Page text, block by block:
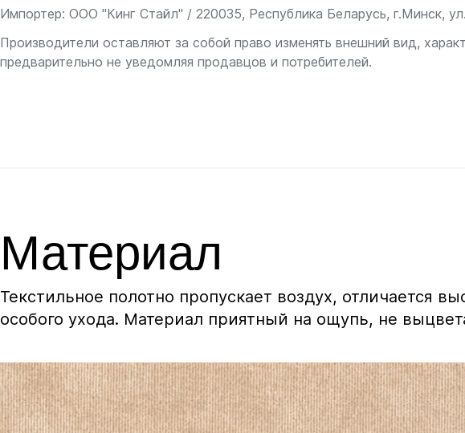
Импортер: ООО "Кинг Стайл" / 220035, Республика Беларусь, г.Минск,
Производители оставляют за собой право изменять внешний вид,
предварительно не уведомляя продавцов и потребителей.
Материал
Текстильное полотно пропускает воздух, отличается
особого ухода. Материал приятный на ощупь, не